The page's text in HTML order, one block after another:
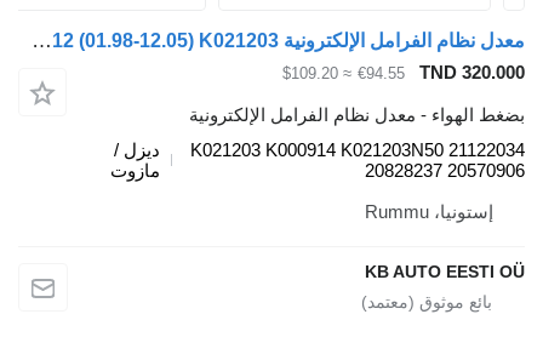
معدل نظام الفرامل الإلكترونية FM12 (01.98-12.05) K021203 لـ الشاحنات Volvo FM7-FM12, FM, FMX (1998-2014)
TND
€94.55
≈ $109.20
الهواء - معدل نظام الفرامل الإلكترونية
K021203 K000914 K021203N50
20828237
ديزل /
مازوت
إستونيا، Rummu
KB AUTO EESTI